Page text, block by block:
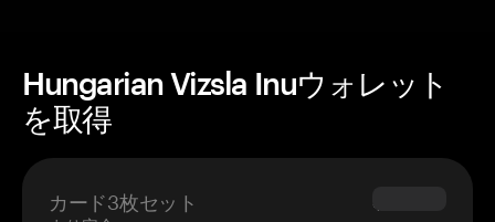
Hungarian Vizsla Inuウォレット
を取得
カード3枚セット $69.90